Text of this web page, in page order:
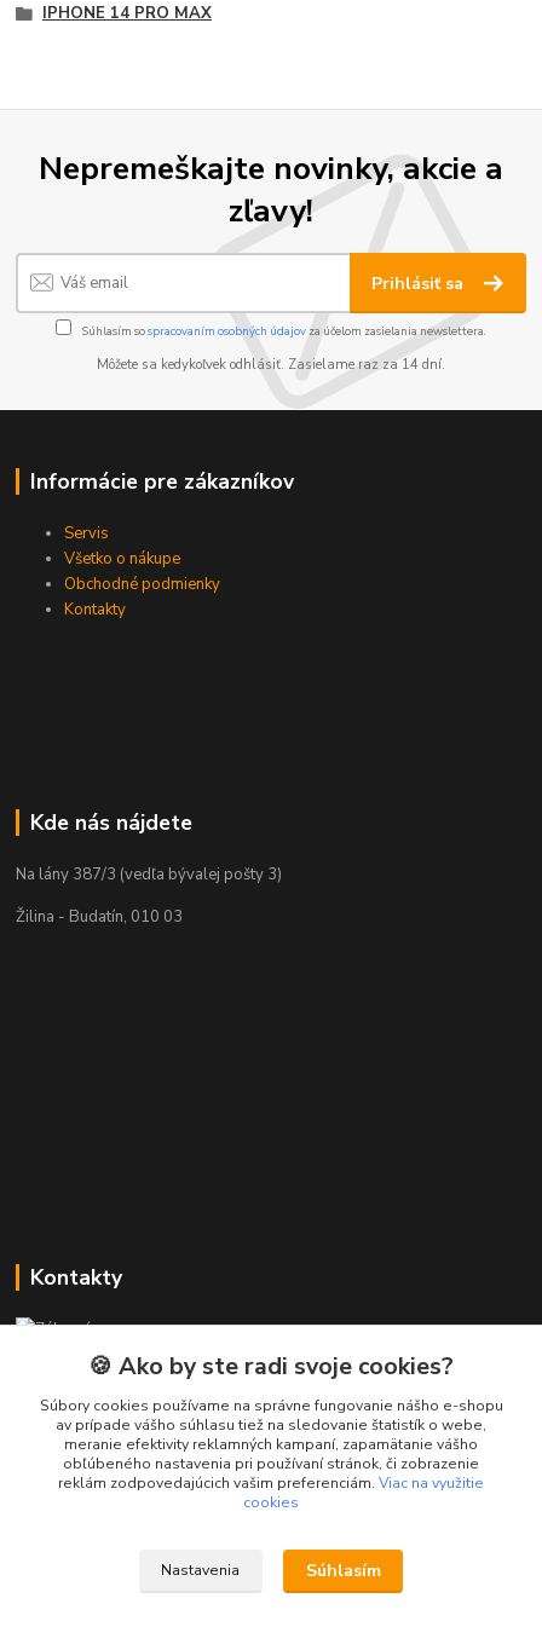
IPHONE 14 PRO MAX
Nepremeškajte novinky, akcie a
zľavy!
Prihlásiť sa
Súhlasím sospracovaním osobných údajov za účelom zasielania newslettera.
Môžete sa kedykoľvek odhlásiť. Zasielame raz za 14 dní.
Informácie pre zákazníkov
Servis
Všetko o nákupe
Obchodné podmienky
Kontakty
Kde nás nájdete
Na lány 387/3 (vedľa bývalej pošty 3)
Žilina - Budatín, 010 03
Kontakty
+421 911 010 560
Po-Pia, 13-17 hod.
info@presmartfon.sk
🍪 Ako by ste radi svoje cookies?
Súbory cookies používame na správne fungovanie nášho e-shopu
av prípade vášho súhlasu tiež na sledovanie štatistík o webe,
meranie efektivity reklamných kampaní, zapamätanie vášho
obľúbeného nastavenia pri používaní stránok, či zobrazenie
reklám zodpovedajúcich vašim preferenciám. Viac na využitie
cookies
Nastavenia Súhlasím